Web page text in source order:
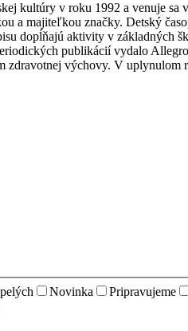
kultúry v roku 1992 a venuje
a majiteľkou značky. Detský
dopĺňajú aktivity v
publikácií vydalo
zdravotnej výchovy. V
Novinka Pripravujeme